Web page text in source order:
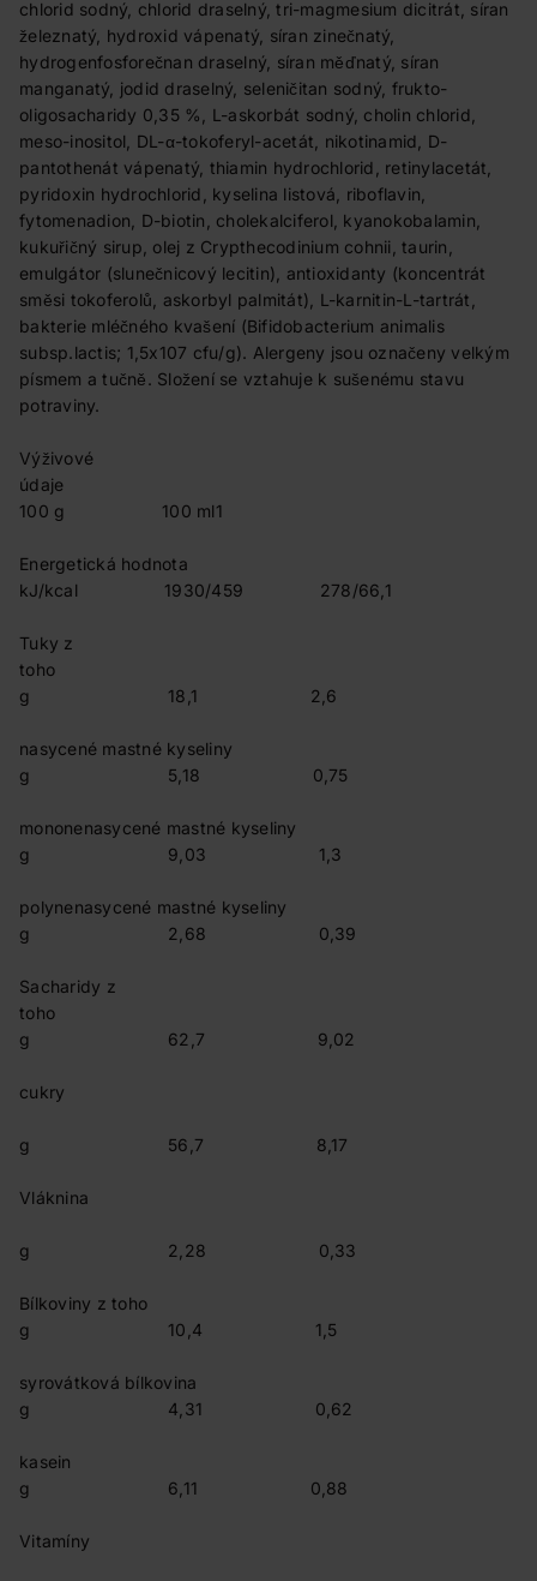
chlorid sodný, chlorid draselný, tri-magmesium dicitrát, síran
železnatý, hydroxid vápenatý, síran zinečnatý,
hydrogenfosforečnan draselný, síran měďnatý, síran
manganatý, jodid draselný, seleničitan sodný, frukto-
oligosacharidy 0,35 %, L-askorbát sodný, cholin chlorid,
meso-inositol, DL-α-tokoferyl-acetát, nikotinamid, D-
pantothenát vápenatý, thiamin hydrochlorid, retinylacetát,
pyridoxin hydrochlorid, kyselina listová, riboflavin,
fytomenadion, D-biotin, cholekalciferol, kyanokobalamin,
kukuřičný sirup, olej z Crypthecodinium cohnii, taurin,
emulgátor (slunečnicový lecitin), antioxidanty (koncentrát
směsi tokoferolů, askorbyl palmitát), L-karnitin-L-tartrát,
bakterie mléčného kvašení (Bifidobacterium animalis
subsp.lactis; 1,5x107 cfu/g). Alergeny jsou označeny velkým
písmem a tučně. Složení se vztahuje k sušenému stavu
potraviny.
Výživové
100 g 100 ml1
Energetická hodnota
kJ/kcal 1930/459 278/66,1
Tuky z
toho
g 18,1 2,6
nasycené mastné kyseliny
g 5,18 0,75
mononenasycené mastné kyseliny
g 9,03 1,3
polynenasycené mastné kyseliny
g 2,68 0,39
Sacharidy z
toho
g 62,7 9,02
cukry
g 56,7 8,17
Vláknina
g 2,28 0,33
Bílkoviny z toho
g 10,4 1,5
syrovátková bílkovina
g 4,31 0,62
kasein
g 6,11 0,88